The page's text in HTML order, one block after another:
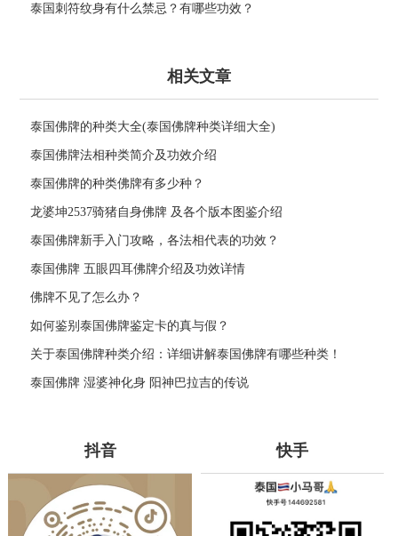
泰国刺符纹身有什么禁忌？有哪些功效？
相关文章
泰国佛牌的种类大全(泰国佛牌种类详细大全)
泰国佛牌法相种类简介及功效介绍
泰国佛牌的种类佛牌有多少种？
龙婆坤2537骑猪自身佛牌 及各个版本图鉴介绍
泰国佛牌新手入门攻略，各法相代表的功效？
泰国佛牌 五眼四耳佛牌介绍及功效详情
佛牌不见了怎么办？
如何鉴别泰国佛牌鉴定卡的真与假？
关于泰国佛牌种类介绍：详细讲解泰国佛牌有哪些种类！
泰国佛牌 湿婆神化身 阳神巴拉吉的传说
抖音 快手